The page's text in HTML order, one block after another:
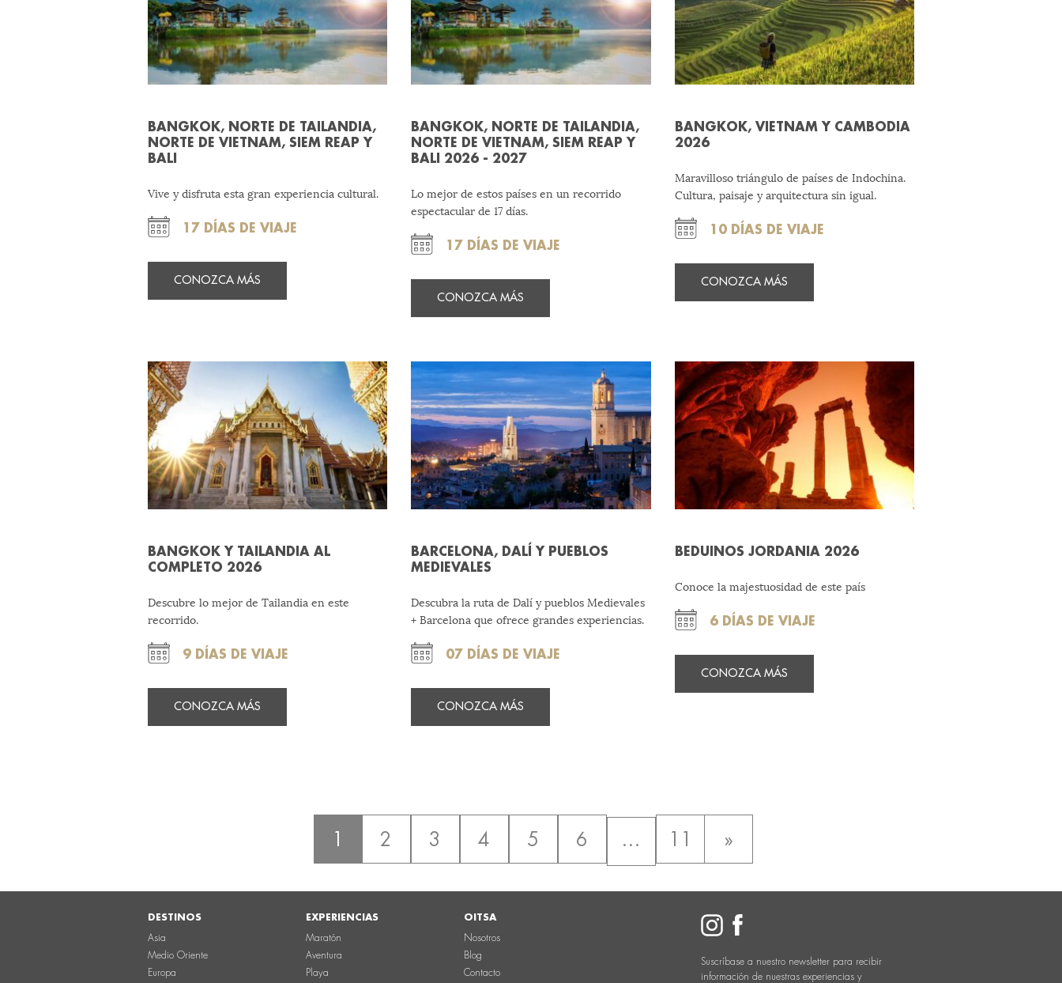
BANGKOK, NORTE DE TAILANDIA,
NORTE DE VIETNAM, SIEM REAP Y
BALI
Vive y disfruta esta gran experiencia cultural.
17 DÍAS DE VIAJE
CONOZCA MÁS
BANGKOK, NORTE DE TAILANDIA,
NORTE DE VIETNAM, SIEM REAP Y
BALI 2026 - 2027
Lo mejor de estos países en un recorrido
espectacular de 17 días.
17 DÍAS DE VIAJE
CONOZCA MÁS
BANGKOK, VIETNAM Y CAMBODIA
2026
Maravilloso triángulo de países de Indochina.
Cultura, paisaje y arquitectura sin igual.
10 DÍAS DE VIAJE
CONOZCA MÁS
BANGKOK Y TAILANDIA AL
COMPLETO 2026
Descubre lo mejor de Tailandia en este
recorrido.
9 DÍAS DE VIAJE
CONOZCA MÁS
BARCELONA, DALÍ Y PUEBLOS
MEDIEVALES
Descubra la ruta de Dalí y pueblos Medievales
+ Barcelona que ofrece grandes experiencias.
07 DÍAS DE VIAJE
CONOZCA MÁS
BEDUINOS JORDANIA 2026
Conoce la majestuosidad de este país
6 DÍAS DE VIAJE
CONOZCA MÁS
2 3 4 5 6 … »
DESTINOS
Asia
Medio Oriente
Europa
EXPERIENCIAS
Maratón
Aventura
Playa
OITSA
Nosotros
Blog
Contacto
Suscríbase a nuestro newsletter para recibir
información de nuestras experiencias y